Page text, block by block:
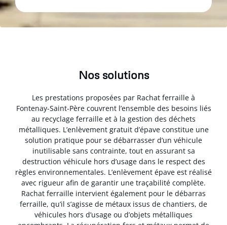
Nos solutions
Les prestations proposées par Rachat ferraille à
Fontenay-Saint-Père couvrent l’ensemble des besoins liés
au recyclage ferraille et à la gestion des déchets
métalliques. L’enlèvement gratuit d’épave constitue une
solution pratique pour se débarrasser d’un véhicule
inutilisable sans contrainte, tout en assurant sa
destruction véhicule hors d’usage dans le respect des
règles environnementales. L’enlèvement épave est réalisé
avec rigueur afin de garantir une traçabilité complète.
Rachat ferraille intervient également pour le débarras
ferraille, qu’il s’agisse de métaux issus de chantiers, de
véhicules hors d’usage ou d’objets métalliques